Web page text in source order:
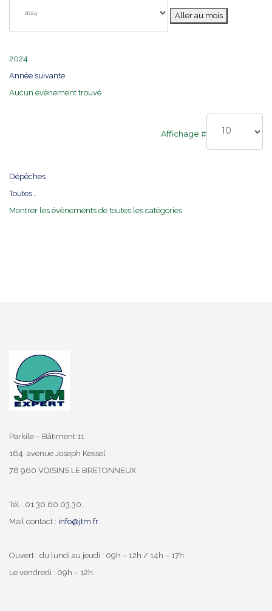
Aller au mois
2024
Année suivante
Aucun évènement trouvé
Affichage #
Dépêches
Toutes…
Montrer les évènements de toutes les catégories
Parkile – Bâtiment 11
164, avenue Joseph Kessel
78 960 VOISINS LE BRETONNEUX
Tél : 01.30.60.03.30.
Mail contact : info@jtm.fr
Ouvert : du lundi au jeudi : 09h – 12h / 14h – 17h
Le vendredi : 09h – 12h.